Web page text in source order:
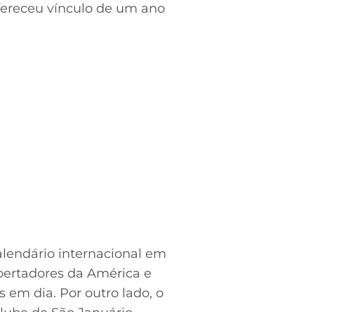
vínculo de um ano
internacional em
da América e
em dia. Por outro lado, o